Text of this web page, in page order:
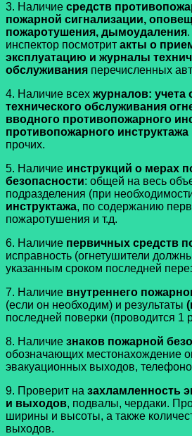
3. Наличие средств
пожарной сигнализации,
пожаротушения, дымоудаления
инспектор посмотрит акты о
эксплуатацию и журналы
обслуживания перечисленных
4. Наличие всех журналов: учета
технического обслуживания
вводного противопожарного
противопожарного
прочих.
5. Наличие инструкций о мерах
безопасности: общей на весь
подразделения (при
инструктажа, по содержанию
пожаротушения и т.д.
6. Наличие первичных средств
исправность (огнетушители
указанным сроком последней
7. Наличие внутреннего
(если он необходим) и результаты
последней поверки (проводится 1
8. Наличие знаков пожарной
обозначающих местонахождение
эвакуационных выходов,
9. Проверит на захламленность
и выходов, подвалы, чердаки.
ширины и высоты, а также
выходов.